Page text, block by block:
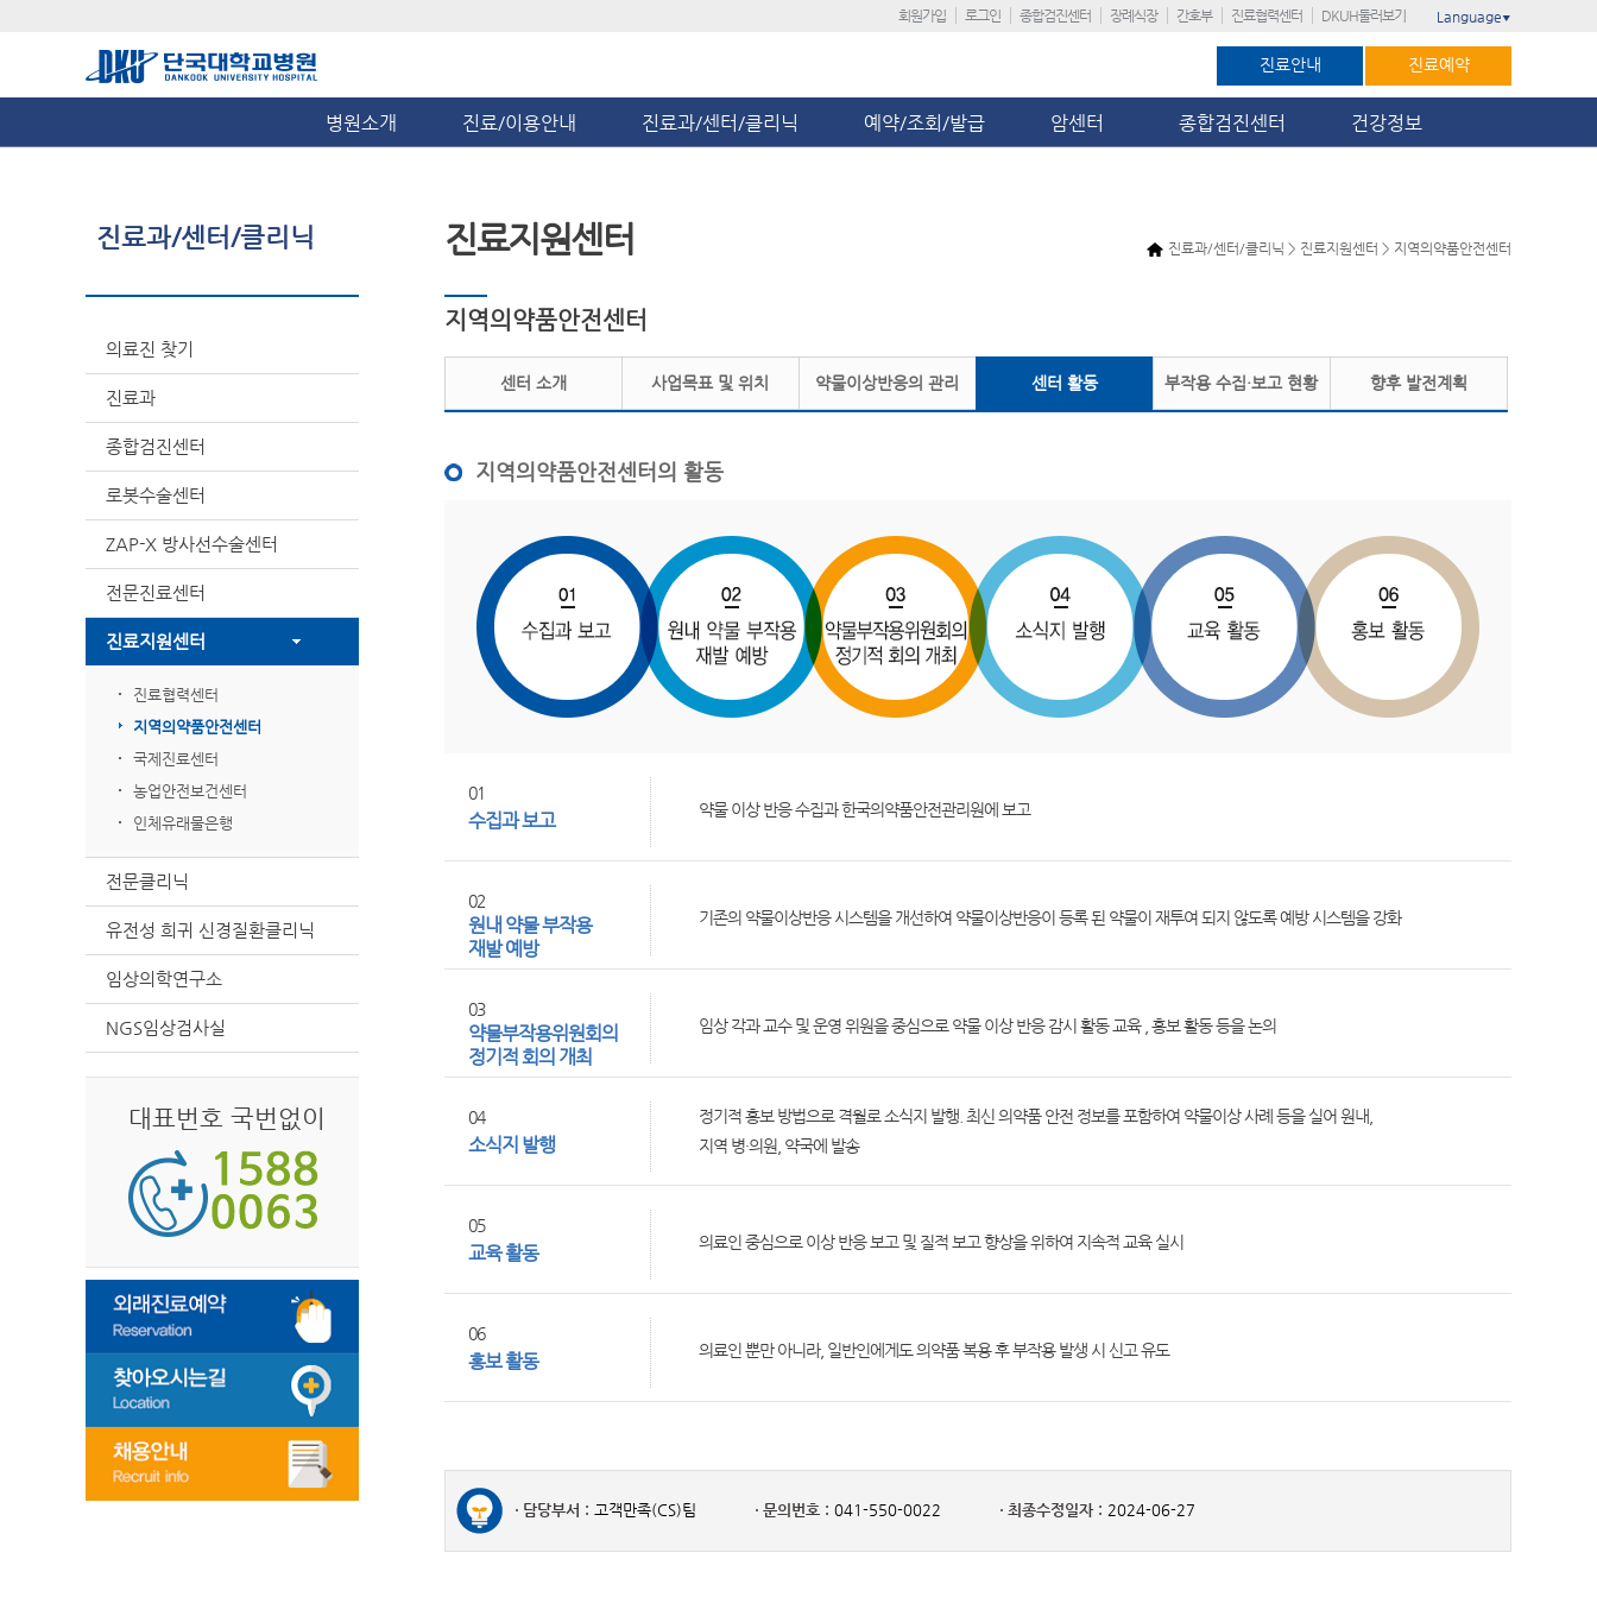
회원가입 로그인 종합검진센터 장례식장 간호부 진료협력센터 DKUH둘러보기 Language ▼
진료안내 진료예약
병원소개 진료/이용안내 진료과/센터/클리닉 예약/조회/발급 암센터 종합검진센터 건강정보
진료과/센터/클리닉
의료진 찾기
진료과
종합검진센터
로봇수술센터
ZAP-X 방사선수술센터
전문진료센터
진료지원센터
진료협력센터
지역의약품안전센터
국제진료센터
농업안전보건센터
인체유래물은행
전문클리닉
유전성 희귀 신경질환클리닉
임상의학연구소
NGS임상검사실
대표번호 국번없이
진료과/센터/클리닉 > 진료지원센터 > 지역의약품안전센터
진료지원센터
지역의약품안전센터
센터 소개 사업목표 및 위치 약물이상반응의 관리 센터 활동 부작용 수집·보고 현황 향후 발전계획
지역의약품안전센터의 활동
01
수집과 보고 약물 이상 반응 수집과 한국의약품안전관리원에 보고
02
원내 약물 부작용
재발 예방
기존의 약물이상반응 시스템을 개선하여 약물이상반응이 등록 된 약물이 재투여 되지 않도록 예방 시스템을 강화
03
약물부작용위원회의
정기적 회의 개최
임상 각과 교수 및 운영 위원을 중심으로 약물 이상 반응 감시 활동 교육 , 홍보 활동 등을 논의
04
소식지 발행
정기적 홍보 방법으로 격월로 소식지 발행. 최신 의약품 안전 정보를 포함하여 약물이상 사례 등을 실어 원내,
지역 병·의원, 약국에 발송
05
교육 활동 의료인 중심으로 이상 반응 보고 및 질적 보고 향상을 위하여 지속적 교육 실시
06
홍보 활동 의료인 뿐만 아니라, 일반인에게도 의약품 복용 후 부작용 발생 시 신고 유도
담당부서 : 고객만족(CS)팀 문의번호 : 041-550-0022 최종수정일자 : 2024-06-27